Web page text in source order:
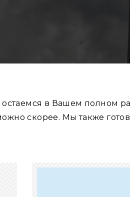
в Вашем полном
скорее. Мы также